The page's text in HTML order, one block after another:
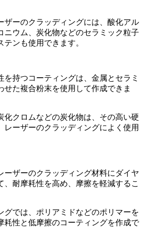
ザーのクラッディングには、酸化アル
ニウム、炭化物などのセラミック粒子
ンも使用できます。
を持つコーティングは、金属とセラミ
せた複合粉末を使用して作成できま
化クロムなどの炭化物は、その高い硬
レーザーのクラッディングによく使用
ーザーのクラッディング材料にダイヤ
、耐摩耗性を高め、摩擦を軽減するこ
グでは、ポリアミドなどのポリマーを
耗性と低摩擦のコーティングを作成で